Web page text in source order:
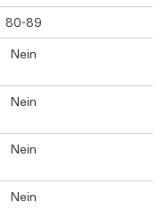
80-89
Nein
Nein
Nein
Nein